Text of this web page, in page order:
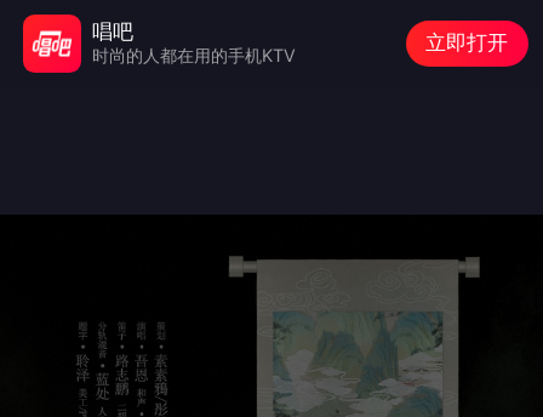
唱吧
时尚的人都在用的手机KTV
立即打开